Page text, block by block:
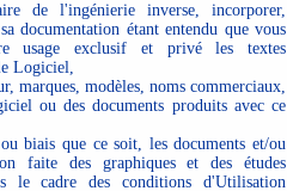
de l'ingénierie inverse, incorporer,
documentation étant entendu que vous
usage exclusif et privé les textes
Logiciel,
marques, modèles, noms commerciaux,
ou des documents produits avec ce
biais que ce soit, les documents et/ou
faite des graphiques et des études
le cadre des conditions d'Utilisation